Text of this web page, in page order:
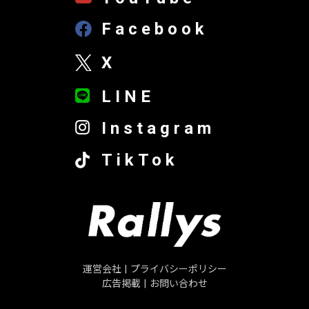
Facebook
X
LINE
Instagram
TikTok
運営会社
プライバシーポリシー
広告掲載
お問い合わせ